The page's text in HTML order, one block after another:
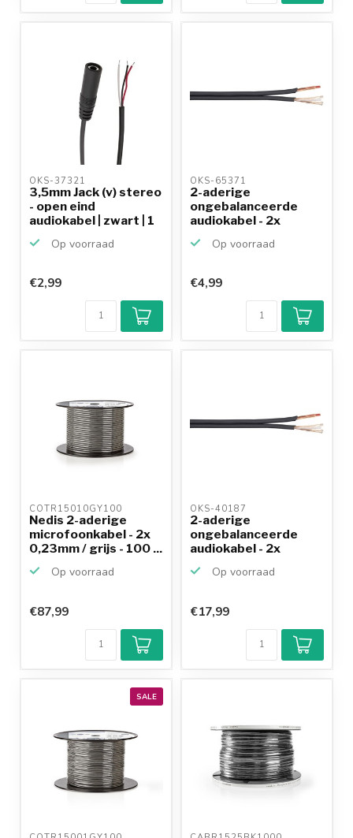
OKS-37321
3,5mm Jack (v) stereo
- open eind
audiokabel | zwart | 1
Op voorraad
€2,99
OKS-65371
2-aderige
ongebalanceerde
audiokabel - 2x
Op voorraad
€4,99
COTR15010GY100
Nedis 2-aderige
microfoonkabel - 2x
0,23mm / grijs - 100 ...
Op voorraad
€87,99
OKS-40187
2-aderige
ongebalanceerde
audiokabel - 2x
Op voorraad
€17,99
SALE